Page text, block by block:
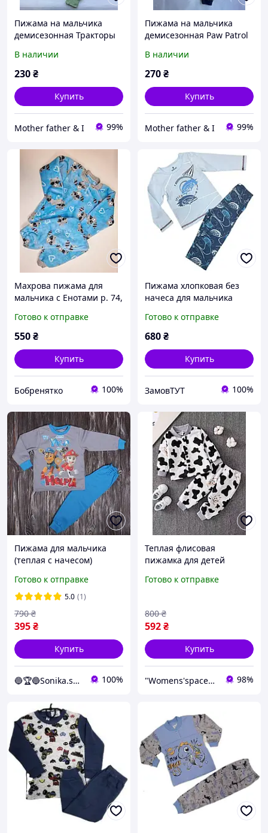
Пижама на мальчика
демисезонная Тракторы
92, 98 см
В наличии
230₴
Купить
Mother father & I 99%
Пижама на мальчика
демисезонная Paw Patrol
см
В наличии
270₴
Купить
Mother father & I 99%
Махрова пижама для
мальчика с Енотами р. 74,
Готово к отправке
550₴
Купить
Бобренятко 100%
Пижама хлопковая без
начеса для мальчика
(2-3 года), рост 92-98 см
голубой
Готово к отправке
680₴
Купить
ЗамовТУТ 100%
Пижама для мальчика
(теплая с начесом)
92-98 см Серая с голубым
Готово к отправке
5.0 (1)
395₴
790 ₴
Купить
🔵🏆🔵Sonika.shop 100%
Теплая флисовая
пижамка для детей
пуговицах 2-3 года 86-92
детей
Готово к отправке
592₴
800 ₴
Купить
"Womens'space2024" — Девичье пространство: одежда и товары для дома 98%